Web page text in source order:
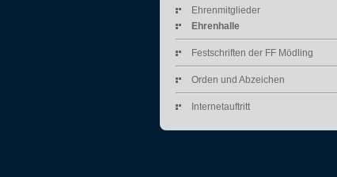
Ehrenmitglieder
Ehrenhalle
Festschriften der FF Mödling
Orden und Abzeichen
Internetauftritt